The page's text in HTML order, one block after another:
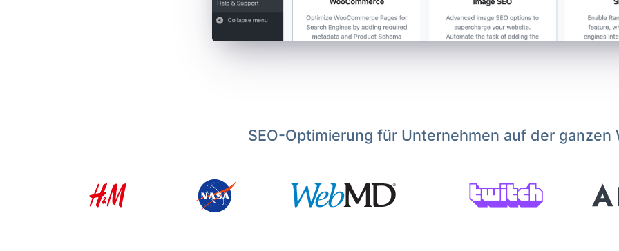
SEO-Optimierung für Unternehmen auf der ganzen